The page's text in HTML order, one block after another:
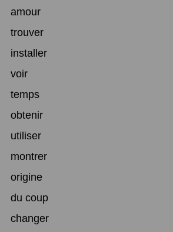
amour
trouver
installer
voir
temps
obtenir
utiliser
montrer
origine
du coup
changer